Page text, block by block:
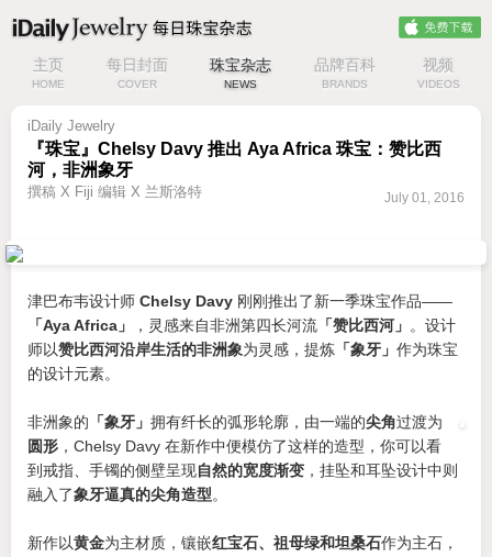
主页
HOME
每日封面
COVER
珠宝杂志
NEWS
品牌百科
BRANDS
视频
VIDEOS
iDaily Jewelry
『珠宝』Chelsy Davy 推出 Aya Africa 珠宝：赞比西
河，非洲象牙
July 01, 2016
撰稿 X Fiji 编辑 X 兰斯洛特
津巴布韦设计师 Chelsy Davy 刚刚推出了新一季珠宝作品——
「Aya Africa」
，灵感来自非洲第四长河流 「赞比西河」 。设计
师以赞比西河沿岸生活的非洲象为灵感，提炼 「象牙」 作为珠宝
的设计元素。
非洲象的 「象牙」 拥有纤长的弧形轮廓，由一端的尖角过渡为
圆形 ，Chelsy Davy 在新作中便模仿了这样的造型，你可以看
到戒指、手镯的侧壁呈现自然的宽度渐变 ，挂坠和耳坠设计中则
融入了象牙逼真的尖角造型。
新作以黄金为主材质，镶嵌红宝石、祖母绿和坦桑石作为主石，